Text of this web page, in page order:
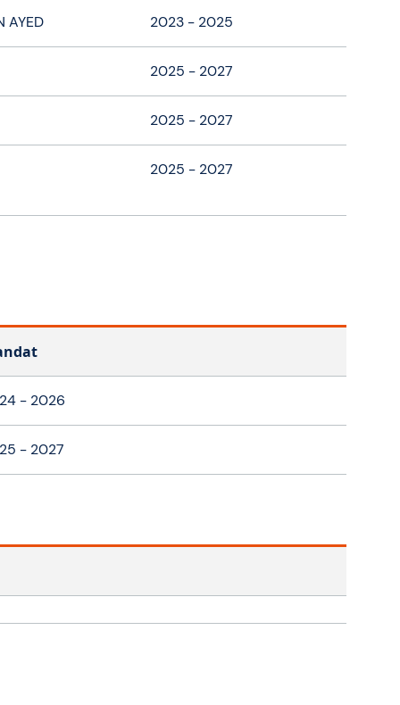
AYED 2023 - 2025
2025 - 2027
2025 - 2027
2025 - 2027
- 2026
- 2027